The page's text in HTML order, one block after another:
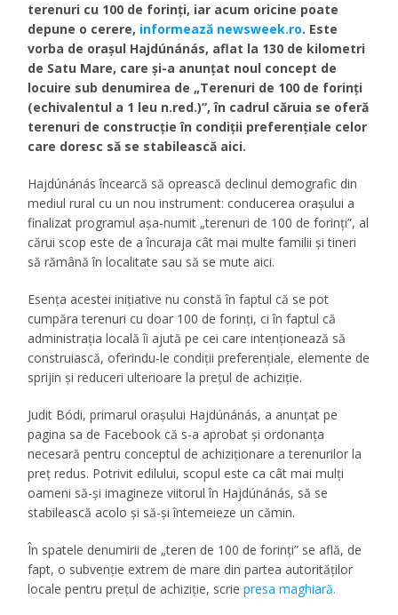
terenuri cu 100 de forinți, iar acum oricine poate
depune o cerere, informează newsweek.ro. Este
vorba de orașul Hajdúnánás, aflat la 130 de kilometri
de Satu Mare, care și-a anunțat noul concept de
locuire sub denumirea de „Terenuri de 100 de forinți
(echivalentul a 1 leu n.red.)”, în cadrul căruia se oferă
terenuri de construcție în condiții preferențiale celor
care doresc să se stabilească aici.
Hajdúnánás încearcă să oprească declinul demografic din
mediul rural cu un nou instrument: conducerea orașului a
finalizat programul așa-numit „terenuri de 100 de forinți”, al
cărui scop este de a încuraja cât mai multe familii și tineri
să rămână în localitate sau să se mute aici.
Esența acestei inițiative nu constă în faptul că se pot
cumpăra terenuri cu doar 100 de forinți, ci în faptul că
administrația locală îi ajută pe cei care intenționează să
construiască, oferindu-le condiții preferențiale, elemente de
sprijin și reduceri ulterioare la prețul de achiziție.
Judit Bódi, primarul orașului Hajdúnánás, a anunțat pe
pagina sa de Facebook că s-a aprobat și ordonanța
necesară pentru conceptul de achiziționare a terenurilor la
preț redus. Potrivit edilului, scopul este ca cât mai mulți
oameni să-și imagineze viitorul în Hajdúnánás, să se
stabilească acolo și să-și întemeieze un cămin.
În spatele denumirii de „teren de 100 de forinți” se află, de
fapt, o subvenție extrem de mare din partea autorităților
locale pentru prețul de achiziție, scriepresa maghiară.